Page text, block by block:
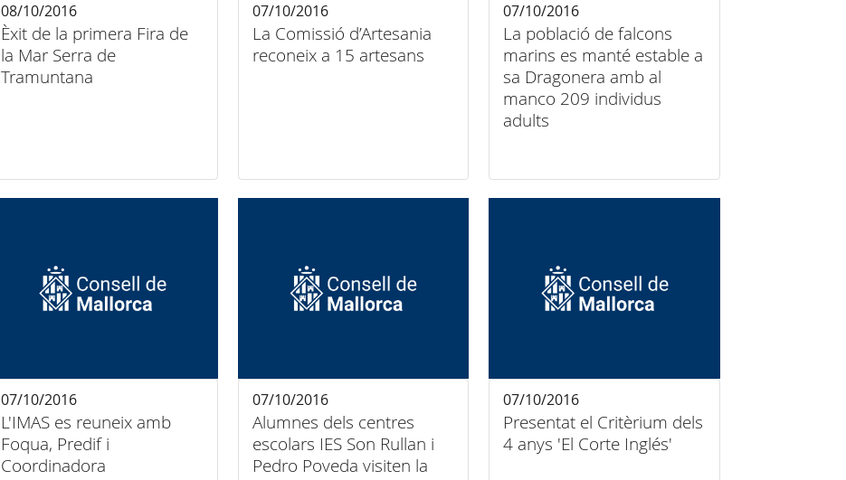
Èxit de la primera Fira de
la Mar Serra de
Tramuntana
08/10/2016
La Comissió d’Artesania
reconeix a 15 artesans
07/10/2016
La població de falcons
marins es manté estable a
sa Dragonera amb al
manco 209 individus
adults
07/10/2016
L'IMAS es reuneix amb
Foqua, Predif i
Coordinadora
07/10/2016
Alumnes dels centres
escolars IES Son Rullan i
Pedro Poveda visiten la
07/10/2016
Presentat el Critèrium dels
4 anys 'El Corte Inglés'
07/10/2016